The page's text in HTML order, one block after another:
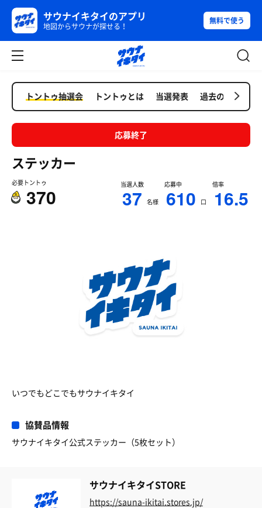
サウナイキタイのアプリ
地図からサウナが探せる！
無料で使う
トントゥ抽選会 トントゥとは 当選発表 過去の抽選会
応募終了
ステッカー
必要トントゥ
370
当選人数
37 名様
応募中
610 口
倍率
16.5
いつでもどこでもサウナイキタイ
協賛品情報
サウナイキタイ公式ステッカー（5枚セット）
サウナイキタイSTORE
https://sauna-ikitai.stores.jp/